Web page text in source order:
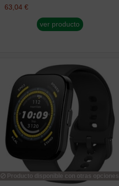
63,04 €
ver producto
Producto disponible con otras opciones